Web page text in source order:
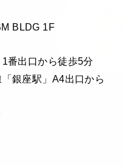
BLDG 1F
番出口から徒歩5分
銀座駅」A4出口から